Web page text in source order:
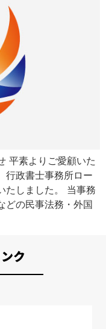
平素よりご愛顧いた
行政書士事務所ロー
たしました。 当事務
どの民事法務・外国
ク